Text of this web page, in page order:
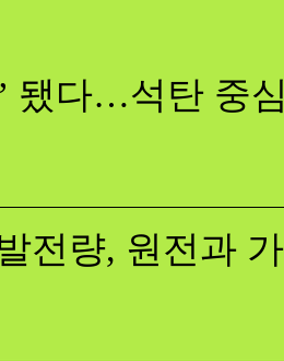
됐다…석탄 중
전량, 원전과 가